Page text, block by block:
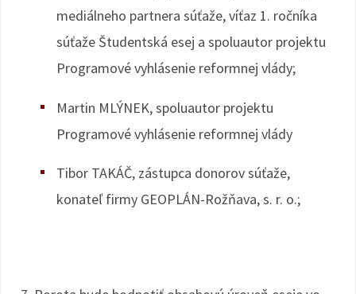
mediálneho partnera súťaže, víťaz 1. ročníka
súťaže Študentská esej a spoluautor projektu
Programové vyhlásenie reformnej vlády;
Martin MLÝNEK, spoluautor projektu
Programové vyhlásenie reformnej vlády
Tibor TAKÁČ, zástupca donorov súťaže,
konateľ firmy GEOPLÁN-Rožňava, s. r. o.;